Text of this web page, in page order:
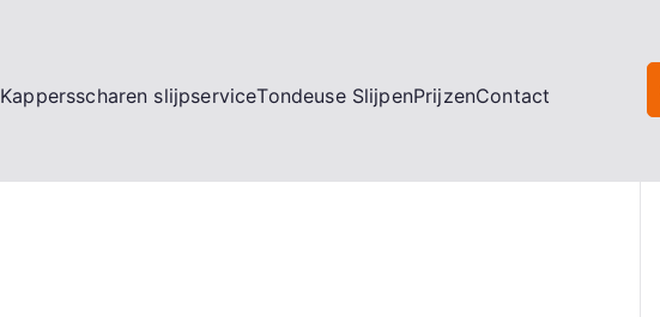
Kappersscharen slijpserviceTondeuse SlijpenPrijzenContact